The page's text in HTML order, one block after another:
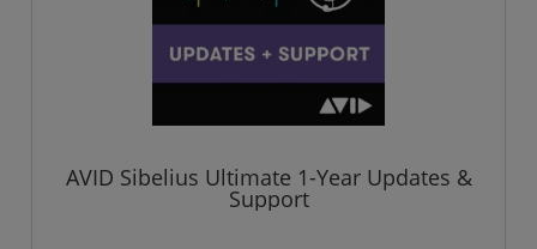
AVID Sibelius Ultimate 1-Year Updates &
Support